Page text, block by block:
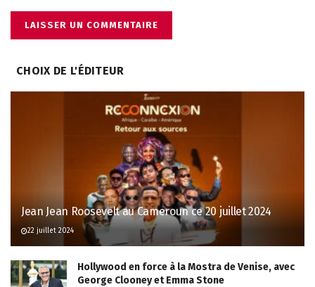
CHOIX DE L'ÉDITEUR
Jean Jean Roosevelt au Cameroun ce 20 juillet 2024
22 juillet 2024
Hollywood en force à la Mostra de Venise, avec
George Clooney et Emma Stone